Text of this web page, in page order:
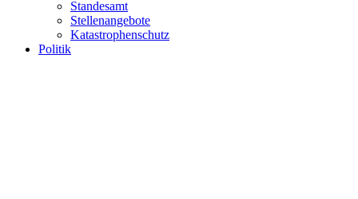
Standesamt
Stellenangebote
Katastrophenschutz
Politik